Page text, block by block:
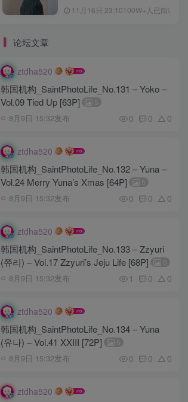
11月16日 23:10 100W+人已阅读
论坛文章
ztdha520
韩国机构_SaintPhotoLife_No.131 – Yoko –
Vol.09 Tied Up [63P]
5
8月9日 15:32发布 0 0 0
ztdha520
韩国机构_SaintPhotoLife_No.132 – Yuna –
Vol.24 Merry Yuna’s Xmas [64P]
5
8月9日 15:32发布 0 0 0
ztdha520
韩国机构_SaintPhotoLife_No.133 – Zzyuri
(쮸리) – Vol.17 Zzyuri’s Jeju Life [68P]
5
8月9日 15:32发布 1 0 0
ztdha520
韩国机构_SaintPhotoLife_No.134 – Yuna
(유나) – Vol.41 XXIII [72P]
5
8月9日 15:32发布 0 0 0
ztdha520